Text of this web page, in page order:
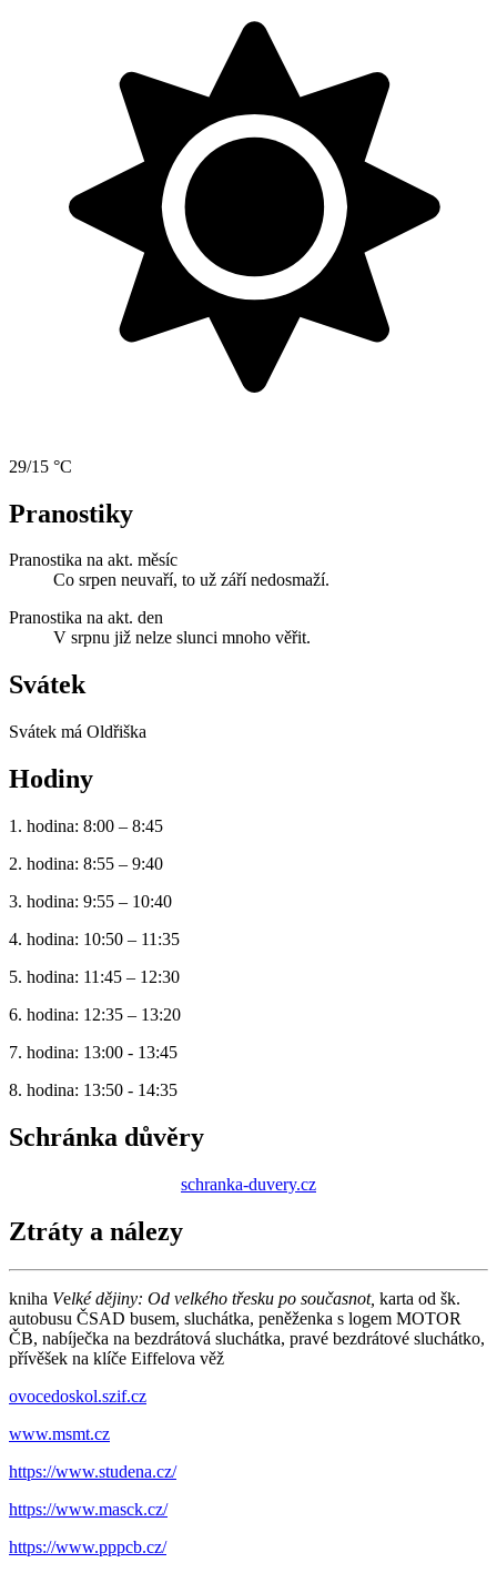
29/15 °C
Pranostiky
Pranostika na akt. měsíc
Co srpen neuvaří, to už září nedosmaží.
Pranostika na akt. den
V srpnu již nelze slunci mnoho věřit.
Svátek
Svátek má Oldřiška
Hodiny
1. hodina: 8:00 – 8:45
2. hodina: 8:55 – 9:40
3. hodina: 9:55 – 10:40
4. hodina: 10:50 – 11:35
5. hodina: 11:45 – 12:30
6. hodina: 12:35 – 13:20
7. hodina: 13:00 - 13:45
8. hodina: 13:50 - 14:35
Schránka důvěry
schranka-duvery.cz
Ztráty a nálezy
kniha Velké dějiny: Od velkého třesku po současnot, karta od šk.
autobusu ČSAD busem, sluchátka, peněženka s logem MOTOR
ČB, nabíječka na bezdrátová sluchátka, pravé bezdrátové sluchátko,
přívěšek na klíče Eiffelova věž
ovocedoskol.szif.cz
www.msmt.cz
https://www.studena.cz/
https://www.masck.cz/
https://www.pppcb.cz/